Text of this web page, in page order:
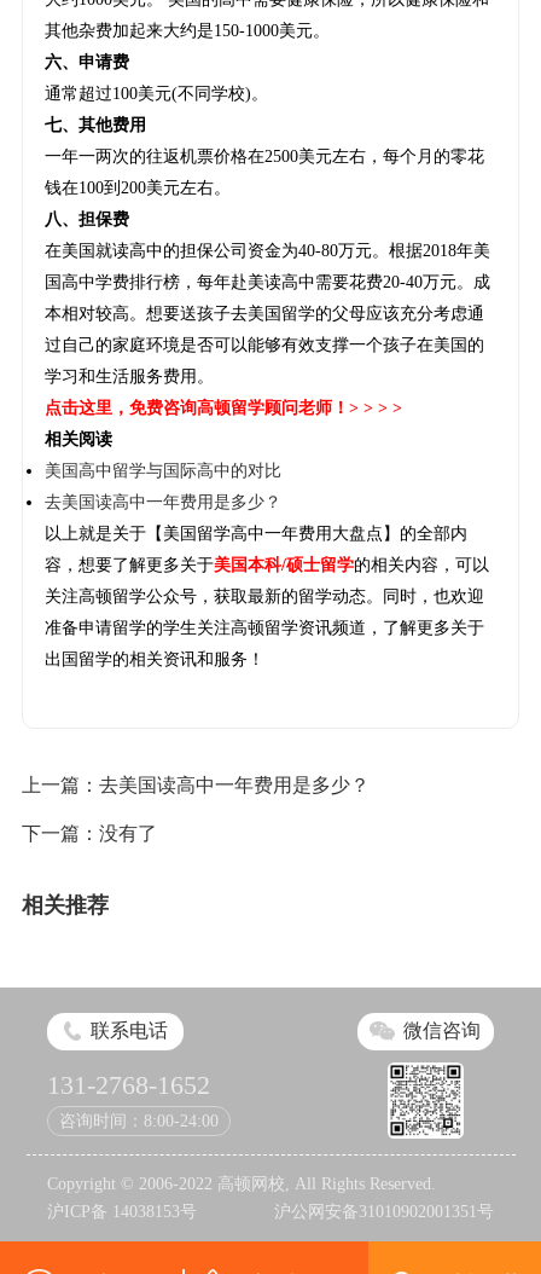
其他杂费加起来大约是150-1000美元。
六、申请费
通常超过100美元(不同学校)。
七、其他费用
一年一两次的往返机票价格在2500美元左右，每个月的零花
钱在100到200美元左右。
八、担保费
在美国就读高中的担保公司资金为40-80万元。根据2018年美
国高中学费排行榜，每年赴美读高中需要花费20-40万元。成
本相对较高。想要送孩子去美国留学的父母应该充分考虑通
过自己的家庭环境是否可以能够有效支撑一个孩子在美国的
学习和生活服务费用。
点击这里 ，免费咨询高顿留学顾问老师！> > > >
相关阅读
美国高中留学与国际高中的对比
去美国读高中一年费用是多少？
以上就是关于【美国留学高中一年费用大盘点】的全部内
容，想要了解更多关于美国本科/硕士留学的相关内容，可以
关注高顿留学公众号，获取最新的留学动态。同时，也欢迎
准备申请留学的学生关注高顿留学资讯频道，了解更多关于
出国留学的相关资讯和服务！
上一篇： 去美国读高中一年费用是多少？
下一篇：没有了
相关推荐
联系电话
131-2768-1652
咨询时间：8:00-24:00
微信咨询
Copyright © 2006-2022 高顿网校, All Rights Reserved.
沪ICP备 14038153号
沪公网安备31010902001351号